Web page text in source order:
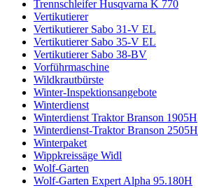
Trennschleifer Husqvarna K 770
Vertikutierer
Vertikutierer Sabo 31-V EL
Vertikutierer Sabo 35-V EL
Vertikutierer Sabo 38-BV
Vorführmaschine
Wildkrautbürste
Winter-Inspektionsangebote
Winterdienst
Winterdienst Traktor Branson 1905H
Winterdienst-Traktor Branson
Winterpaket
Wippkreissäge Widl
Wolf-Garten
Wolf-Garten Expert Alpha 95.180H